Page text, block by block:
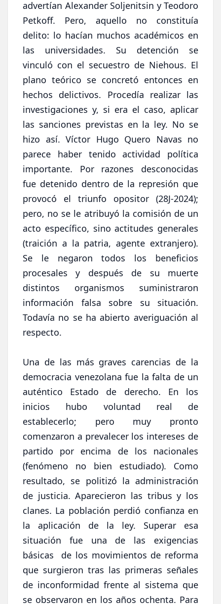
advertían Alexander Soljenitsin y Teodoro
Petkoff. Pero, aquello no constituía
delito: lo hacían muchos académicos en
las universidades. Su detención se
vinculó con el secuestro de Niehous. El
plano teórico se concretó entonces en
hechos delictivos. Procedía realizar las
investigaciones y, si era el caso, aplicar
las sanciones previstas en la ley. No se
hizo así. Víctor Hugo Quero Navas no
parece haber tenido actividad política
importante. Por razones desconocidas
fue detenido dentro de la represión que
provocó el triunfo opositor (28J-2024);
pero, no se le atribuyó la comisión de un
acto específico, sino actitudes generales
(traición a la patria, agente extranjero).
Se le negaron todos los beneficios
procesales y después de su muerte
distintos organismos suministraron
información falsa sobre su situación.
Todavía no se ha abierto averiguación al
respecto.
Una de las más graves carencias de la
democracia venezolana fue la falta de un
auténtico Estado de derecho. En los
inicios hubo voluntad real de
establecerlo; pero muy pronto
comenzaron a prevalecer los intereses de
partido por encima de los nacionales
(fenómeno no bien estudiado). Como
resultado, se politizó la administración
de justicia. Aparecieron las tribus y los
clanes. La población perdió confianza en
la aplicación de la ley. Superar esa
situación fue una de las exigencias
básicas de los movimientos de reforma
que surgieron tras las primeras señales
de inconformidad frente al sistema que
se observaron en los años ochenta. Para